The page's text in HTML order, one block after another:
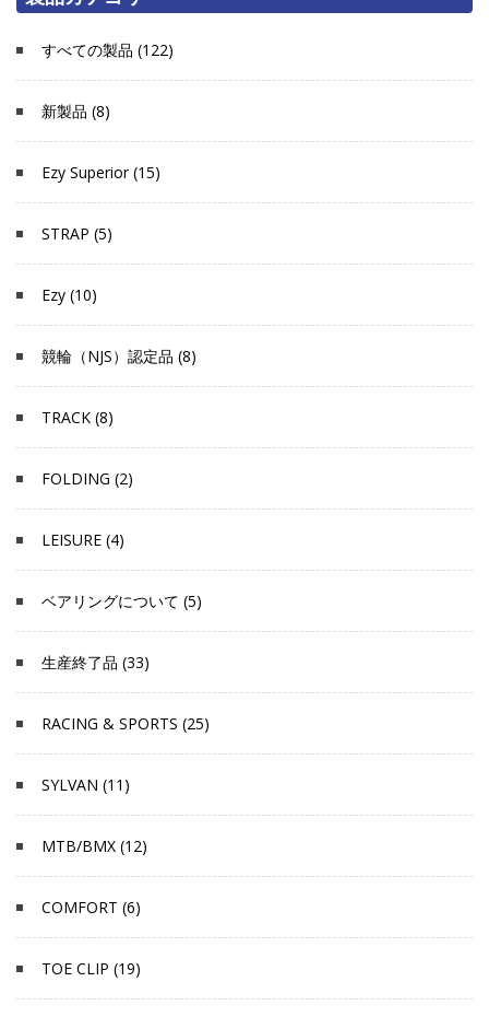
すべての製品 (122)
新製品 (8)
Ezy Superior (15)
STRAP (5)
Ezy (10)
競輪（NJS）認定品 (8)
TRACK (8)
FOLDING (2)
LEISURE (4)
ベアリングについて (5)
生産終了品 (33)
RACING & SPORTS (25)
SYLVAN (11)
MTB/BMX (12)
COMFORT (6)
TOE CLIP (19)